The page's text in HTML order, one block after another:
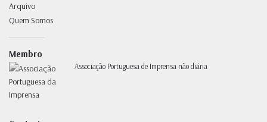
Arquivo
Quem Somos
Membro
Associação Portuguesa de Imprensa não diária